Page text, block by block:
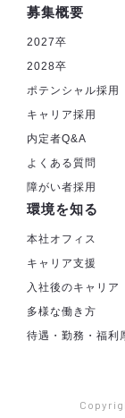
募集概要
2027卒
2028卒
ポテンシャル採用
キャリア採用
内定者Q&A
よくある質問
障がい者採用
環境を知る
本社オフィス
キャリア支援
入社後のキャリア
多様な働き方
待遇・勤務・福利